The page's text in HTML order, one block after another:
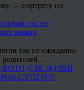
— портрету по
так не ожиданно
родителей…